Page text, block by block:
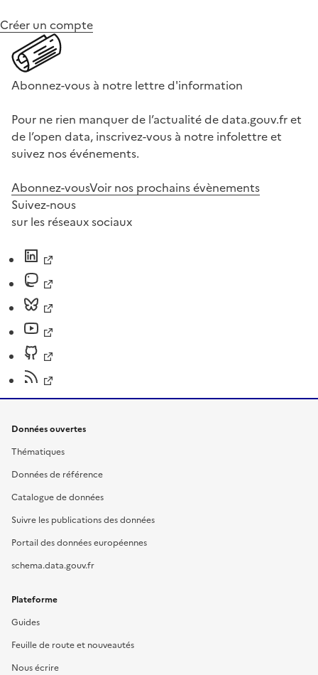
Créer un compte
Abonnez-vous à notre lettre d'information
Pour ne rien manquer de l’actualité de data.gouv.fr et
de l’open data, inscrivez-vous à notre infolettre et
suivez nos événements.
Abonnez-vousVoir nos prochains évènements
Suivez-nous
sur les réseaux sociaux
Données ouvertes
Thématiques
Données de référence
Catalogue de données
Suivre les publications des données
Portail des données européennes
schema.data.gouv.fr
Plateforme
Guides
Feuille de route et nouveautés
Nous écrire